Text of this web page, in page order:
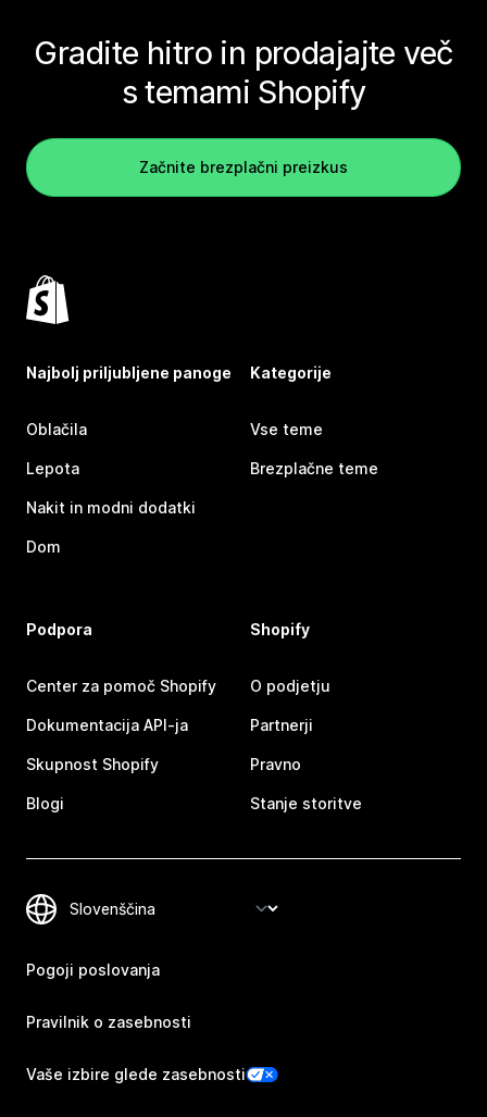
Gradite hitro in prodajajte več
s temami Shopify
Začnite brezplačni preizkus
Najbolj priljubljene panoge
Oblačila
Lepota
Nakit in modni dodatki
Dom
Kategorije
Vse teme
Brezplačne teme
Podpora
Center za pomoč Shopify
Dokumentacija API-ja
Skupnost Shopify
Blogi
Shopify
O podjetju
Partnerji
Pravno
Stanje storitve
Pogoji poslovanja
Pravilnik o zasebnosti
Vaše izbire glede zasebnosti